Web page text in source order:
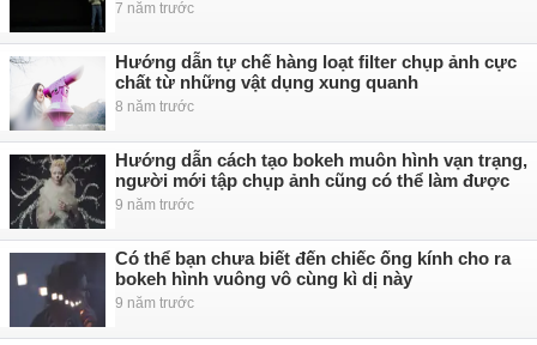
7 năm trước
Hướng dẫn tự chế hàng loạt filter chụp ảnh cực
chất từ những vật dụng xung quanh
8 năm trước
Hướng dẫn cách tạo bokeh muôn hình vạn trạng,
người mới tập chụp ảnh cũng có thể làm được
9 năm trước
Có thể bạn chưa biết đến chiếc ống kính cho ra
bokeh hình vuông vô cùng kì dị này
9 năm trước